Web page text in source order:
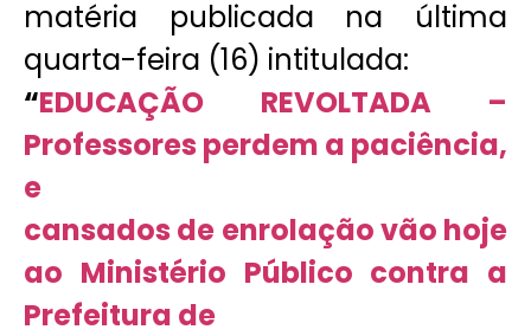
matéria publicada na última
quarta-feira (16) intitulada:
“EDUCAÇÃO REVOLTADA –
Professores perdem a paciência,
e
cansados de enrolação vão hoje
ao Ministério Público contra a
Prefeitura de